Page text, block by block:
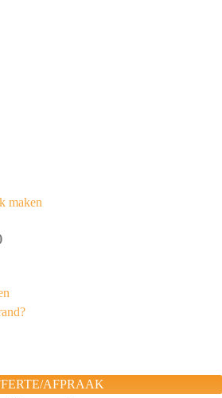
maken
AFPRAAK